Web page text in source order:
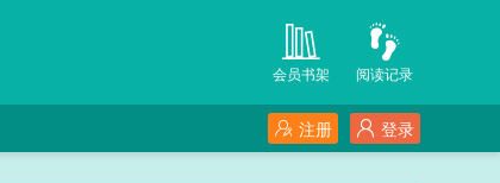
阅读记录
会员书架
登录
注册